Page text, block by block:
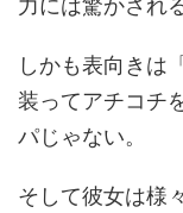
力には驚かされ
しかも表向きは
装ってアチコチ
パじゃない。
そして彼女は様